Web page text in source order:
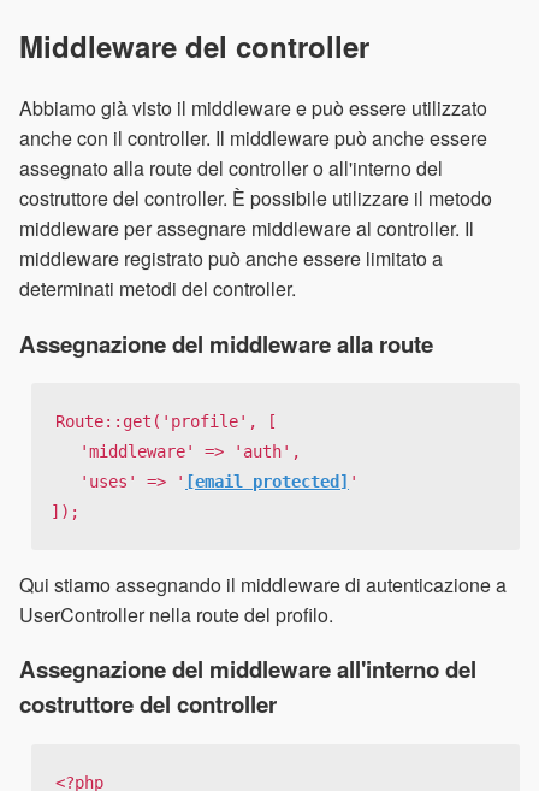
Middleware del controller
Abbiamo già visto il middleware e può essere utilizzato
anche con il controller. Il middleware può anche essere
assegnato alla route del controller o all'interno del
costruttore del controller. È possibile utilizzare il metodo
middleware per assegnare middleware al controller. Il
middleware registrato può anche essere limitato a
determinati metodi del controller.
Assegnazione del middleware alla route
Route::get('profile', [
   'uses' => '
[email protected] '
]);
Qui stiamo assegnando il middleware di autenticazione a
UserController nella route del profilo.
Assegnazione del middleware all'interno del
costruttore del controller
<?php